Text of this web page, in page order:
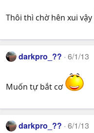
Thôi thì chờ hên xui vậy
darkpro_?? 6/1/13
Muốn tự bắt cơ
darkpro_?? 6/1/13